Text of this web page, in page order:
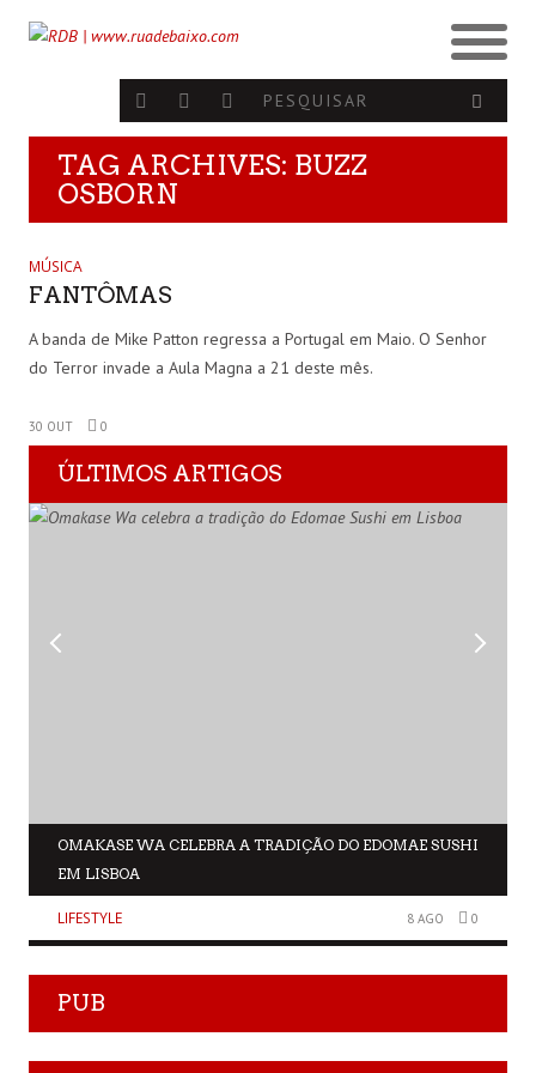
TAG ARCHIVES: BUZZ
OSBORN
MÚSICA
FANTÔMAS
A banda de Mike Patton regressa a Portugal em Maio. O Senhor
do Terror invade a Aula Magna a 21 deste mês.
30 OUT 0
ÚLTIMOS ARTIGOS
OMAKASE WA CELEBRA A TRADIÇÃO DO EDOMAE SUSHI
EM LISBOA
LIFESTYLE 8 AGO 0
PUB